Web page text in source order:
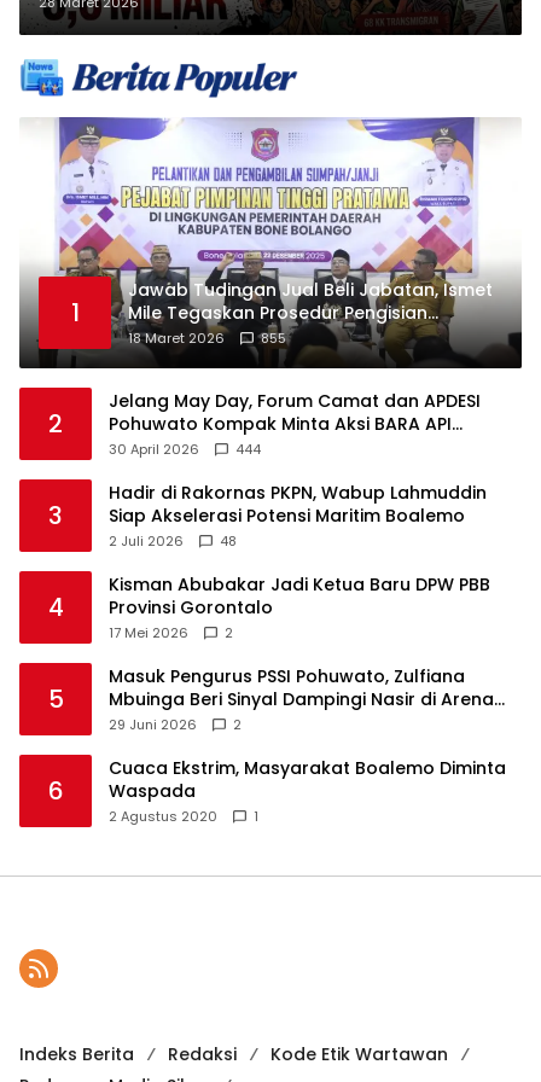
Pertimbangan Landform Disorot
1
Jawab Tudingan Jual Beli Jabatan, Ismet
Mile Tegaskan Prosedur Pengisian
Jabatan
18 Maret 2026 855
2
Jelang May Day, Forum Camat dan APDESI
Pohuwato Kompak Minta Aksi BARA API
Ditunda
30 April 2026 444
3
Hadir di Rakornas PKPN, Wabup Lahmuddin
Siap Akselerasi Potensi Maritim Boalemo
2 Juli 2026 48
4
Kisman Abubakar Jadi Ketua Baru DPW PBB
Provinsi Gorontalo
17 Mei 2026 2
5
Masuk Pengurus PSSI Pohuwato, Zulfiana
Mbuinga Beri Sinyal Dampingi Nasir di Arena
Politik ?
29 Juni 2026 2
6
Cuaca Ekstrim, Masyarakat Boalemo Diminta
Waspada
2 Agustus 2020 1
Indeks Berita Redaksi
Kode Etik Wartawan